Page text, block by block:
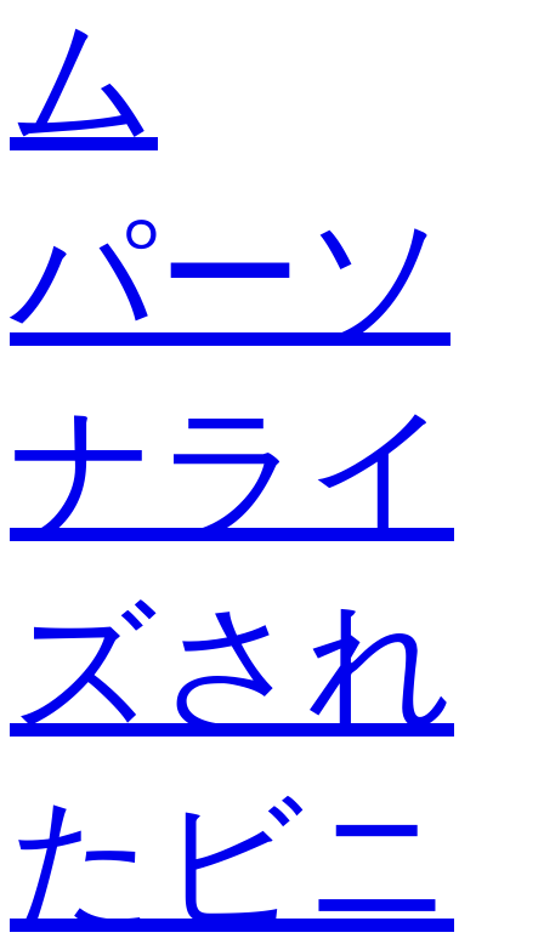
ム
パーソ
ナライ
ズされ
たビニ